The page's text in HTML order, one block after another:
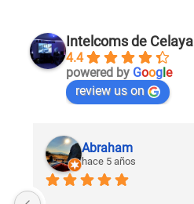
Intelcoms de Celaya
4.4
powered by Google
review us on
Abraham
hace 5 años